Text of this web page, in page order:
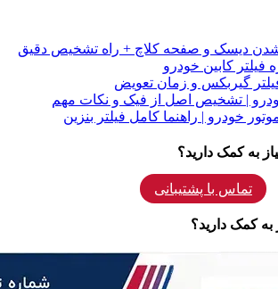
فیلتر کابین خودرو
گیربکس و زمان تعویض
| تشخیص اصل از فیک و نکات مهم
خودرو | راهنما کامل فیلتر بنزین
به کمک دارید؟
تماس با پشتیبانی
به کمک دارید؟